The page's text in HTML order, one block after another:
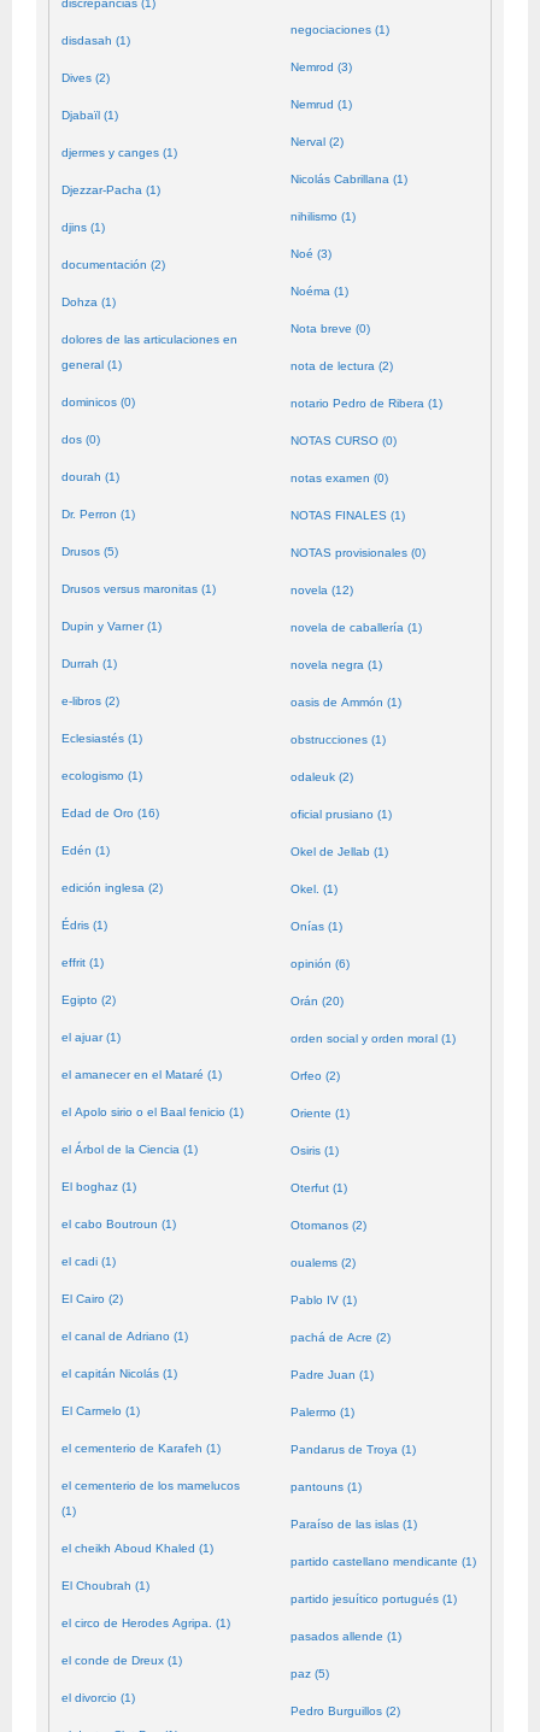
discrepancias (1)
disdasah (1)
Dives (2)
Djabaïl (1)
djermes y canges (1)
Djezzar-Pacha (1)
djins (1)
documentación (2)
Dohza (1)
dolores de las articulaciones en
general (1)
dominicos (0)
dos (0)
dourah (1)
Dr. Perron (1)
Drusos (5)
Drusos versus maronitas (1)
Dupin y Varner (1)
Durrah (1)
e-libros (2)
Eclesiastés (1)
ecologismo (1)
Edad de Oro (16)
Edén (1)
edición inglesa (2)
Édris (1)
effrit (1)
Egipto (2)
el ajuar (1)
el amanecer en el Mataré (1)
el Apolo sirio o el Baal fenicio (1)
el Árbol de la Ciencia (1)
El boghaz (1)
el cabo Boutroun (1)
el cadi (1)
El Cairo (2)
el canal de Adriano (1)
el capitán Nicolás (1)
El Carmelo (1)
el cementerio de Karafeh (1)
el cementerio de los mamelucos
(1)
el cheikh Aboud Khaled (1)
El Choubrah (1)
el circo de Herodes Agripa. (1)
el conde de Dreux (1)
el divorcio (1)
negociaciones (1)
Nemrod (3)
Nemrud (1)
Nerval (2)
Nicolás Cabrillana (1)
nihilismo (1)
Noé (3)
Noéma (1)
Nota breve (0)
nota de lectura (2)
notario Pedro de Ribera (1)
NOTAS CURSO (0)
notas examen (0)
NOTAS FINALES (1)
NOTAS provisionales (0)
novela (12)
novela de caballería (1)
novela negra (1)
oasis de Ammón (1)
obstrucciones (1)
odaleuk (2)
oficial prusiano (1)
Okel de Jellab (1)
Okel. (1)
Onías (1)
opinión (6)
Orán (20)
orden social y orden moral (1)
Orfeo (2)
Oriente (1)
Osiris (1)
Oterfut (1)
Otomanos (2)
oualems (2)
Pablo IV (1)
pachá de Acre (2)
Padre Juan (1)
Palermo (1)
Pandarus de Troya (1)
pantouns (1)
Paraíso de las islas (1)
partido castellano mendicante (1)
partido jesuítico portugués (1)
pasados allende (1)
paz (5)
Pedro Burguillos (2)